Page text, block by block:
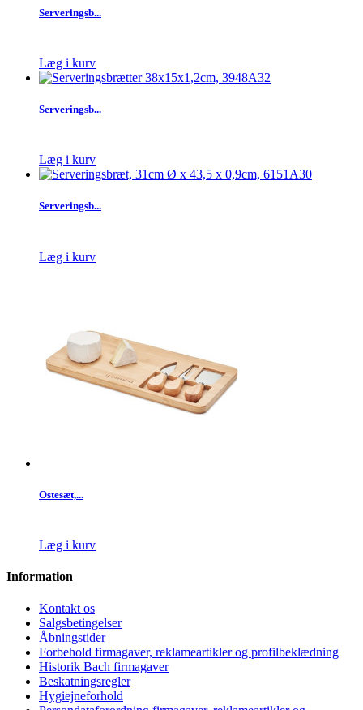
Serveringsb...
Læg i kurv
Serveringsb...
Læg i kurv
Serveringsb...
Læg i kurv
Ostesæt,...
Læg i kurv
Information
Kontakt os
Salgsbetingelser
Åbningstider
Forbehold firmagaver, reklameartikler og profilbeklædning
Historik Bach firmagaver
Beskatningsregler
Hygiejneforhold